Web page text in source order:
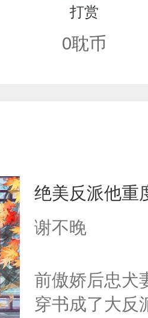
打赏
0耽币
绝美反派他重
谢不晚
前傲娇后忠犬
穿书成了大反